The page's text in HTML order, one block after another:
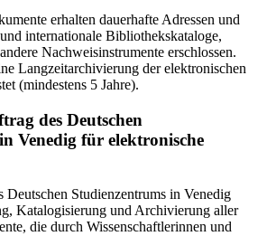
erhalten dauerhafte Adressen und
internationale Bibliothekskataloge,
Nachweisinstrumente erschlossen.
Langzeitarchivierung der elektronischen
(mindestens 5 Jahre).
des Deutschen
Venedig für elektronische
Deutschen Studienzentrums in Venedig
Katalogisierung und Archivierung aller
die durch Wissenschaftlerinnen und